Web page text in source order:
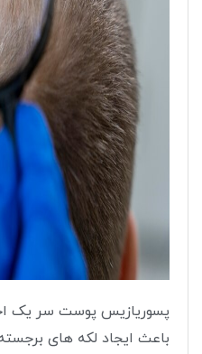
پسوریازیس پوست سر یک
باعث ایجاد لکه های